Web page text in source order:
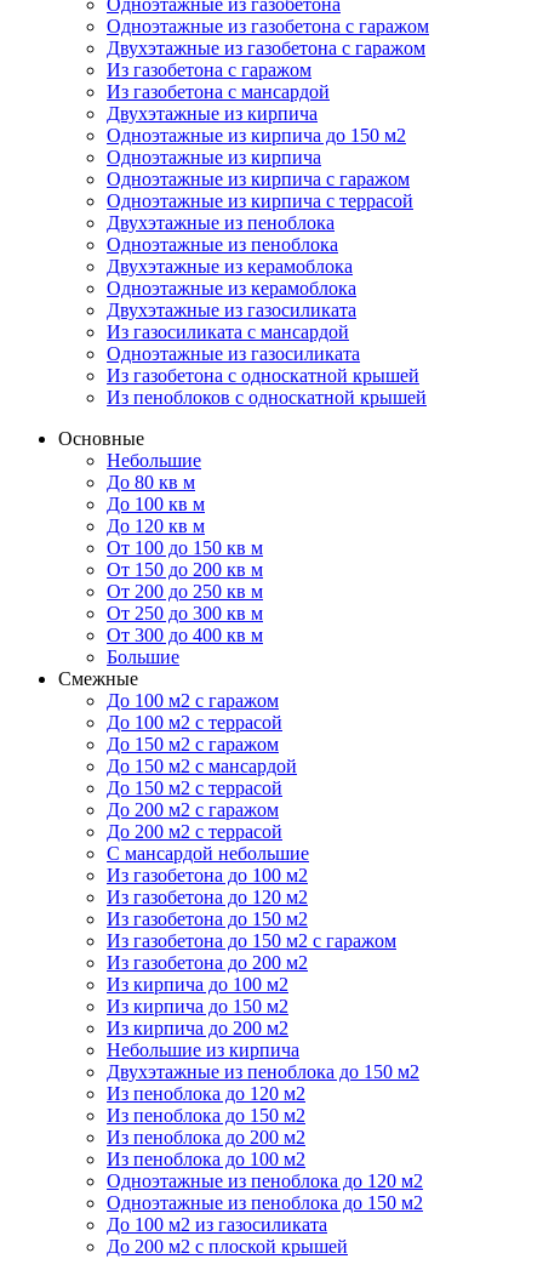
Одноэтажные из газобетона
Одноэтажные из газобетона с гаражом
Двухэтажные из газобетона с гаражом
Из газобетона с гаражом
Из газобетона с мансардой
Двухэтажные из кирпича
Одноэтажные из кирпича до 150 м2
Одноэтажные из кирпича
Одноэтажные из кирпича с гаражом
Одноэтажные из кирпича с террасой
Двухэтажные из пеноблока
Одноэтажные из пеноблока
Двухэтажные из керамоблока
Одноэтажные из керамоблока
Двухэтажные из газосиликата
Из газосиликата с мансардой
Одноэтажные из газосиликата
Из газобетона с односкатной крышей
Из пеноблоков с односкатной крышей
Основные
Небольшие
До 80 кв м
До 100 кв м
До 120 кв м
От 100 до 150 кв м
От 150 до 200 кв м
От 200 до 250 кв м
От 250 до 300 кв м
От 300 до 400 кв м
Большие
Смежные
До 100 м2 с гаражом
До 100 м2 с террасой
До 150 м2 с гаражом
До 150 м2 с мансардой
До 150 м2 с террасой
До 200 м2 с гаражом
До 200 м2 с террасой
С мансардой небольшие
Из газобетона до 100 м2
Из газобетона до 120 м2
Из газобетона до 150 м2
Из газобетона до 150 м2 с гаражом
Из газобетона до 200 м2
Из кирпича до 100 м2
Из кирпича до 150 м2
Из кирпича до 200 м2
Небольшие из кирпича
Двухэтажные из пеноблока до 150 м2
Из пеноблока до 120 м2
Из пеноблока до 150 м2
Из пеноблока до 200 м2
Из пеноблока до 100 м2
Одноэтажные из пеноблока до 120 м2
Одноэтажные из пеноблока до 150 м2
До 100 м2 из газосиликата
До 200 м2 с плоской крышей